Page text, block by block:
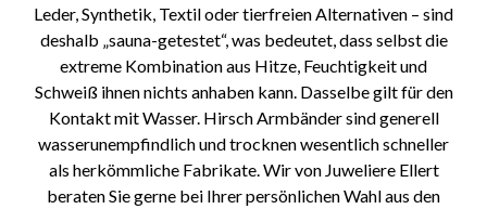
Leder, Synthetik, Textil oder tierfreien Alternativen – sind
deshalb „sauna-getestet“, was bedeutet, dass selbst die
extreme Kombination aus Hitze, Feuchtigkeit und
Schweiß ihnen nichts anhaben kann. Dasselbe gilt für den
Kontakt mit Wasser. Hirsch Armbänder sind generell
wasserunempfindlich und trocknen wesentlich schneller
als herkömmliche Fabrikate. Wir von Juweliere Ellert
beraten Sie gerne bei Ihrer persönlichen Wahl aus den